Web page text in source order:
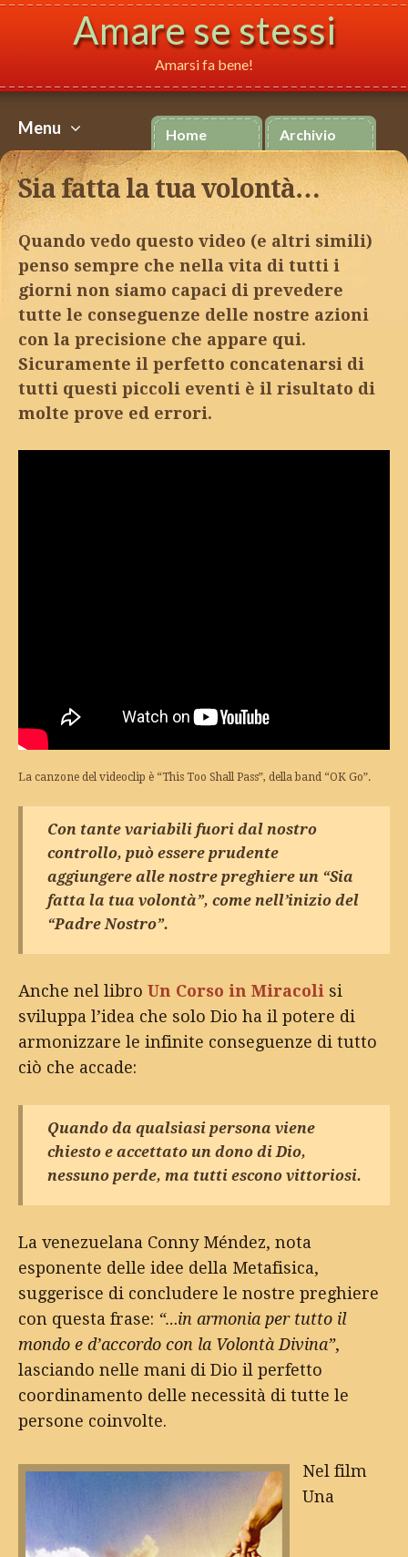
Amare se stessi
Amarsi fa bene!
Menu
Salta
al
contenuto
Home Archivio
Sia fatta la tua volontà…
Quando vedo questo video (e altri simili)
penso sempre che nella vita di tutti i
giorni non siamo capaci di prevedere
tutte le conseguenze delle nostre azioni
con la precisione che appare qui.
Sicuramente il perfetto concatenarsi di
tutti questi piccoli eventi è il risultato di
molte prove ed errori.
La canzone del videoclip è “This Too Shall Pass”, della band “OK Go”.
Con tante variabili fuori dal nostro
controllo, può essere prudente
aggiungere alle nostre preghiere un “Sia
fatta la tua volontà”, come nell’inizio del
“Padre Nostro”.
Anche nel libro Un Corso in Miracoli si
sviluppa l’idea che solo Dio ha il potere di
armonizzare le infinite conseguenze di tutto
ciò che accade:
Quando da qualsiasi persona viene
chiesto e accettato un dono di Dio,
nessuno perde, ma tutti escono vittoriosi.
La venezuelana Conny Méndez, nota
esponente delle idee della Metafisica,
suggerisce di concludere le nostre preghiere
con questa frase: “…in armonia per tutto il
mondo e d’accordo con la Volontà Divina”,
lasciando nelle mani di Dio il perfetto
coordinamento delle necessità di tutte le
persone coinvolte.
Nel film
Una